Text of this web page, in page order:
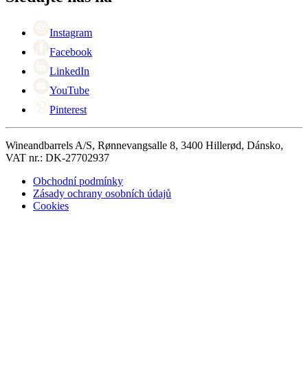
Singles Day
Instagram
Facebook
LinkedIn
YouTube
Pinterest
Wineandbarrels A/S, Rønnevangsalle 8, 3400 Hillerød, Dánsko,
VAT nr.: DK-27702937
Obchodní podmínky
Zásady ochrany osobních údajů
Cookies